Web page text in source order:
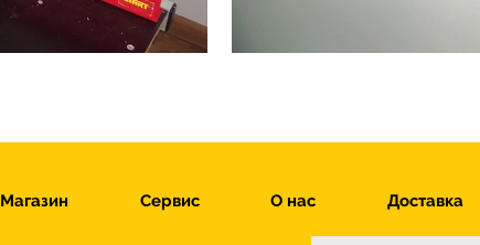
Магазин Сервис О нас Доставка